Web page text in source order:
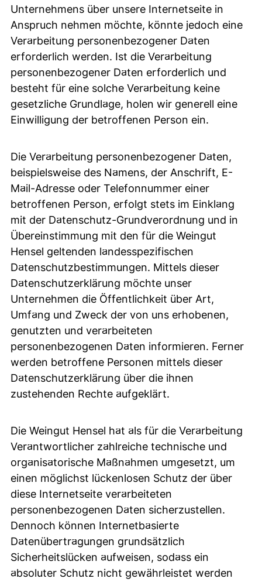
Unternehmens über unsere Internetseite in
Anspruch nehmen möchte, könnte jedoch eine
Verarbeitung personenbezogener Daten
erforderlich werden. Ist die Verarbeitung
personenbezogener Daten erforderlich und
besteht für eine solche Verarbeitung keine
gesetzliche Grundlage, holen wir generell eine
Einwilligung der betroffenen Person ein.
Die Verarbeitung personenbezogener Daten,
beispielsweise des Namens, der Anschrift, E-
Mail-Adresse oder Telefonnummer einer
betroffenen Person, erfolgt stets im Einklang
mit der Datenschutz-Grundverordnung und in
Übereinstimmung mit den für die Weingut
Hensel geltenden landesspezifischen
Datenschutzbestimmungen. Mittels dieser
Datenschutzerklärung möchte unser
Unternehmen die Öffentlichkeit über Art,
Umfang und Zweck der von uns erhobenen,
genutzten und verarbeiteten
personenbezogenen Daten informieren. Ferner
werden betroffene Personen mittels dieser
Datenschutzerklärung über die ihnen
zustehenden Rechte aufgeklärt.
Die Weingut Hensel hat als für die Verarbeitung
Verantwortlicher zahlreiche technische und
organisatorische Maßnahmen umgesetzt, um
einen möglichst lückenlosen Schutz der über
diese Internetseite verarbeiteten
personenbezogenen Daten sicherzustellen.
Dennoch können Internetbasierte
Datenübertragungen grundsätzlich
Sicherheitslücken aufweisen, sodass ein
absoluter Schutz nicht gewährleistet werden